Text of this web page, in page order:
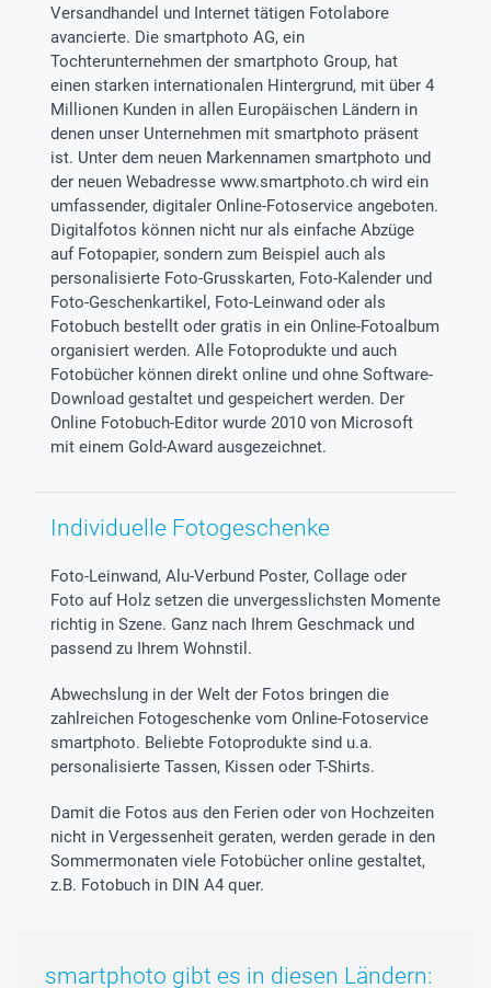
B2B smartbusiness
Widerrufsrecht
Geburt
Zu allen Anlässen
Sitemap
Status der Bestellung
smartfriends
smartgarantie
smartbonus
Versandhandel und Internet tätigen Fotolabore
avancierte. Die smartphoto AG, ein
Tochterunternehmen der smartphoto Group, hat
einen starken internationalen Hintergrund, mit über 4
Millionen Kunden in allen Europäischen Ländern in
denen unser Unternehmen mit smartphoto präsent
ist. Unter dem neuen Markennamen smartphoto und
der neuen Webadresse www.smartphoto.ch wird ein
umfassender, digitaler Online-Fotoservice angeboten.
Digitalfotos können nicht nur als einfache Abzüge
auf Fotopapier, sondern zum Beispiel auch als
personalisierte Foto-Grusskarten, Foto-Kalender und
Foto-Geschenkartikel, Foto-Leinwand oder als
Fotobuch bestellt oder gratis in ein Online-Fotoalbum
organisiert werden. Alle Fotoprodukte und auch
Fotobücher können direkt online und ohne Software-
Download gestaltet und gespeichert werden. Der
Online Fotobuch-Editor wurde 2010 von Microsoft
mit einem Gold-Award ausgezeichnet.
Individuelle Fotogeschenke
Foto-Leinwand, Alu-Verbund Poster, Collage oder
Foto auf Holz setzen die unvergesslichsten Momente
richtig in Szene. Ganz nach Ihrem Geschmack und
passend zu Ihrem Wohnstil.
Abwechslung in der Welt der Fotos bringen die
zahlreichen Fotogeschenke vom Online-Fotoservice
smartphoto. Beliebte Fotoprodukte sind u.a.
personalisierte Tassen, Kissen oder T-Shirts.
Damit die Fotos aus den Ferien oder von Hochzeiten
nicht in Vergessenheit geraten, werden gerade in den
Sommermonaten viele Fotobücher online gestaltet,
z.B. Fotobuch in DIN A4 quer.
smartphoto gibt es in diesen Ländern: